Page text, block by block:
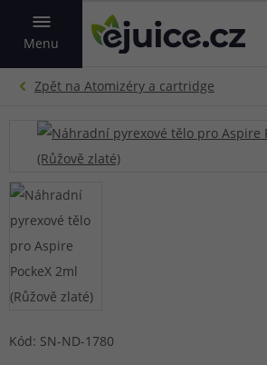
Menu
VYHLEDAT
Kód: SN-ND-1780